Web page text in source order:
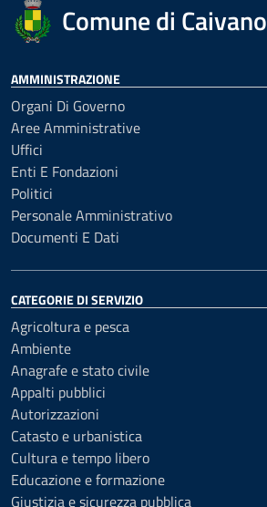
Comune di Caivano
AMMINISTRAZIONE
Organi Di Governo
Aree Amministrative
Uffici
Enti E Fondazioni
Politici
Personale Amministrativo
Documenti E Dati
CATEGORIE DI SERVIZIO
Agricoltura e pesca
Ambiente
Anagrafe e stato civile
Appalti pubblici
Autorizzazioni
Catasto e urbanistica
Cultura e tempo libero
Educazione e formazione
Giustizia e sicurezza pubblica